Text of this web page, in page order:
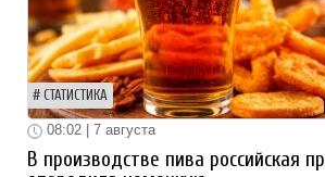
СТАТИСТИКА
08:02 | 7 августа
В производстве пива российская